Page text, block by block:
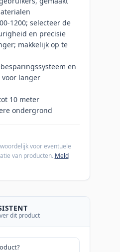
1200; selecteer de
en precisie
makkelijk op te
en
langer
10 meter
ondergrond
voor eventuele
van producten. Meld
dit product